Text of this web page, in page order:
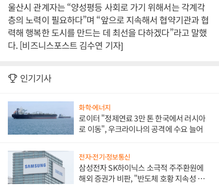
울산시 관계자는 “양성평등 사회로 가기 위해서는 각계각
층의 노력이 필요하다”며 “앞으로 지속해서 협약기관과 협
력해 행복한 도시를 만드는 데 최선을 다하겠다”라고 말했
다. [비즈니스포스트 김수연 기자]
인기기사
화학·에너지
로이터 "정제연료 3만 톤 한국에서 러시아
로 이동", 우크라이나의 공격에 수요 늘어
전자·전기·정보통신
삼성전자 SK하이닉스 소극적 주주환원에
해외 증권가 비판, "반도체 호황 지속성 의